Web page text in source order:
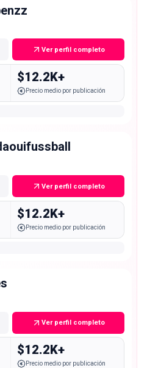
Ver perfil completo
$12.2K+
Precio medio por publicación
Ver perfil completo
$12.2K+
Precio medio por publicación
Ver perfil completo
$12.2K+
Precio medio por publicación